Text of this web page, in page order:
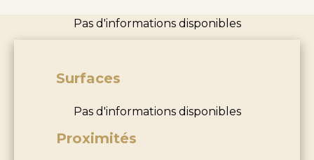
Pas d'informations disponibles
Surfaces
Pas d'informations disponibles
Proximités